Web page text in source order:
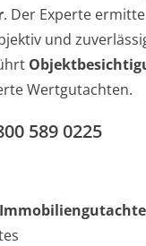
. Der Experte
und
Wertgutachten.
589 0225